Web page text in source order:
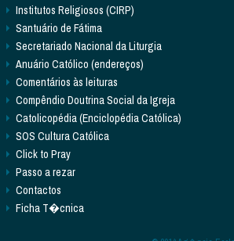
Institutos Religiosos (CIRP)
Santuário de Fátima
Secretariado Nacional da Liturgia
Anuário Católico (endereços)
Comentários às leituras
Compêndio Doutrina Social da Igreja
Catolicopédia (Enciclopédia Católica)
SOS Cultura Católica
Click to Pray
Passo a rezar
Contactos
Ficha T�cnica